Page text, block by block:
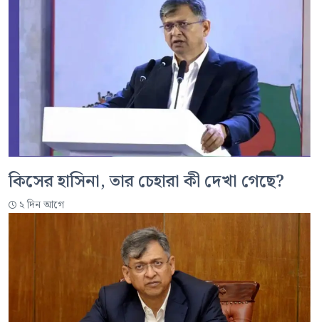
কিসের হাসিনা, তার চেহারা কী দেখা গেছে?
২ দিন আগে